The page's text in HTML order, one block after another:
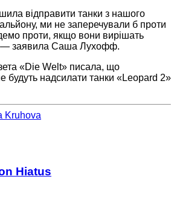
відправити танки з нашого
ми не заперечували б проти
проти, якщо вони вирішать
— заявила Саша Лухофф.
«Die Welt» писала, що
будуть надсилати танки «Leopard 2»
Kruhova
Hiatus